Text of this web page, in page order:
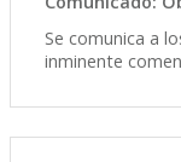
Se comunica a
inminente